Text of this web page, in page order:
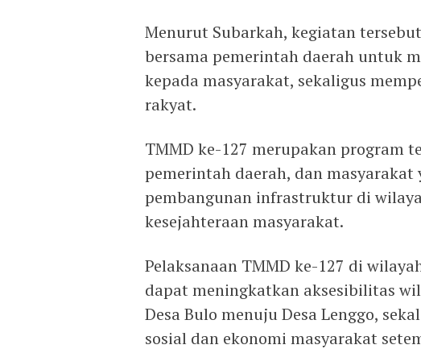
Menurut Subarkah, kegiatan
bersama pemerintah daerah untuk
kepada masyarakat, sekaligus
rakyat.
TMMD ke-127 merupakan program
pemerintah daerah, dan
pembangunan infrastruktur di
kesejahteraan masyarakat.
Pelaksanaan TMMD ke-127 di
dapat meningkatkan aksesibilitas
Desa Bulo menuju Desa Lenggo,
sosial dan ekonomi masyarakat